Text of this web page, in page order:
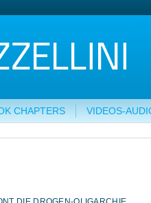
CHAPTERS VIDEOS-